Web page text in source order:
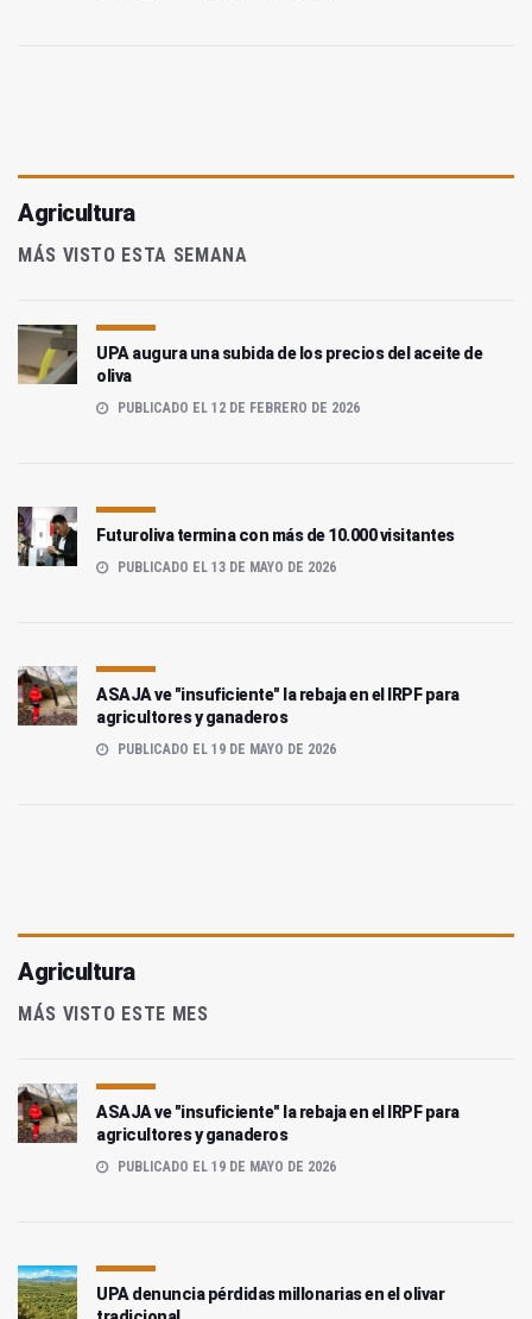
Agricultura
MÁS VISTO ESTA SEMANA
UPA augura una subida de los precios del aceite de
oliva
PUBLICADO EL 12 DE FEBRERO DE 2026
Futuroliva termina con más de 10.000 visitantes
PUBLICADO EL 13 DE MAYO DE 2026
ASAJA ve "insuficiente" la rebaja en el IRPF para
agricultores y ganaderos
PUBLICADO EL 19 DE MAYO DE 2026
Agricultura
MÁS VISTO ESTE MES
ASAJA ve "insuficiente" la rebaja en el IRPF para
agricultores y ganaderos
PUBLICADO EL 19 DE MAYO DE 2026
UPA denuncia pérdidas millonarias en el olivar